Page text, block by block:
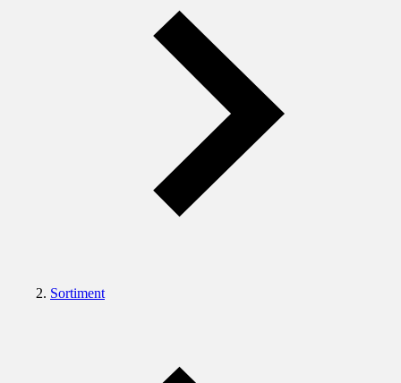
Sortiment